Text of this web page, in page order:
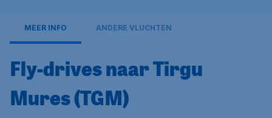
MEER INFO ANDERE VLUCHTEN
Fly-drives naar Tirgu
Mures (TGM)